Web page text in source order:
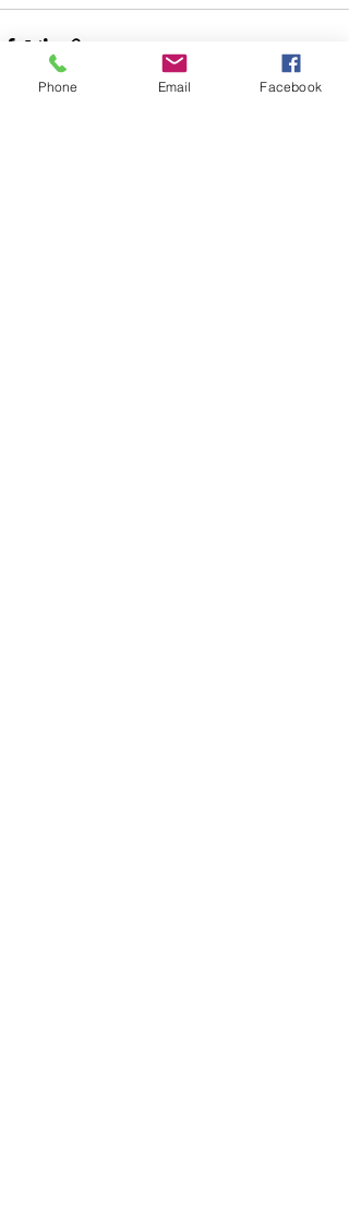
Phone Email Facebook